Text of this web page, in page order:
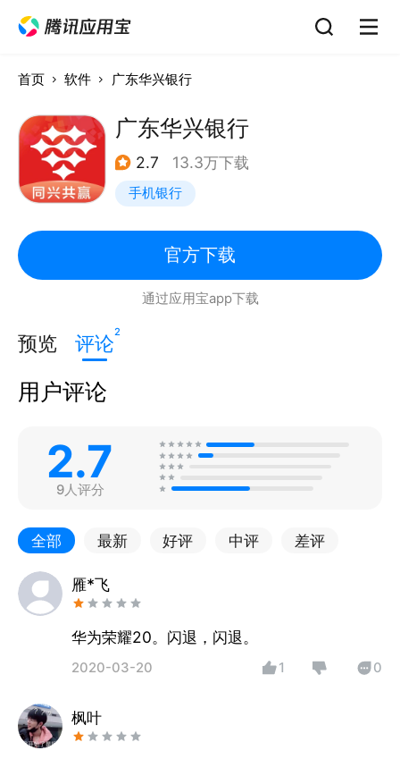
首页 软件 广东华兴银行
广东华兴银行
2.7 13.3万下载
手机银行
官方下载
通过应用宝app下载
预览 评论2
用户评论
2.7
9人评分
全部 最新 好评 中评 差评
雁*飞
华为荣耀20。闪退，闪退。
2020-03-20 1 0
枫叶